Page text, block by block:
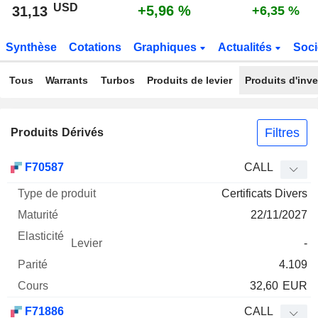
31,13 USD +5,96 % +6,35 %
Synthèse Cotations Graphiques Actualités
Tous Warrants Turbos Produits de levier Produits
Produits Dérivés Filtres
Mnemo Type produit
Elasticité Levier Parité
F70587 CALL
Certificats Divers
22/11/2027
-
4.109
32,60 EUR
F71886 CALL